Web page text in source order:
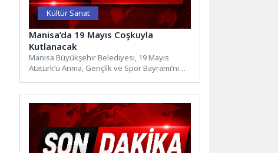
Kültür Sanat
Manisa’da 19 Mayıs Coşkuyla
Kutlanacak
Manisa Büyükşehir Belediyesi, 19 Mayıs
Atatürk’ü Anma, Gençlik ve Spor Bayramı’nı